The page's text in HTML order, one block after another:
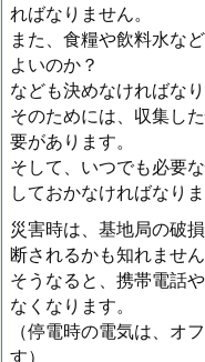
ればなりません。
また、食糧や飲料水な
よいのか？
なども決めなければなり
そのためには、収集し
要があります。
そして、いつでも必要
しておかなければなりま
災害時は、基地局の破
断されるかも知れません
そうなると、携帯電話
なくなります。
（停電時の電気は、オ
す）